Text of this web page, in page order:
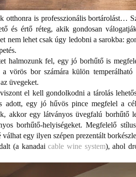
otthonra is professzionális bortárolást…
és értő réteg, akik gondosan
nem lehet csak úgy ledobni a sarokba:
halmozunk fel, egy jó borhűtő is
vörös bor számára külön
üvegeket.
el kell gondolkodni a tárolás
adott, egy jó hűvös pince megfelel a
akkor egy látványos üvegfalú borhűtő
borhűtő-helyiségeket. Megfelelő
válhat egy ilyen szépen prezentált
(a kanadaicable wine system), ahol